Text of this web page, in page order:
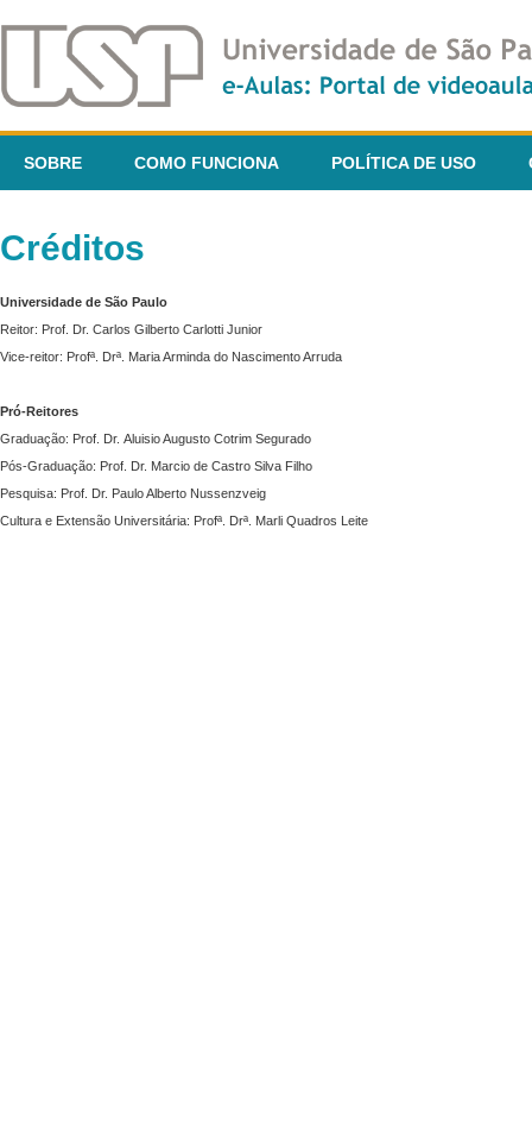
SOBRE COMO FUNCIONA POLÍTICA DE USO
Créditos
Universidade de São Paulo
Reitor: Prof. Dr. Carlos Gilberto Carlotti Junior
Vice-reitor: Profª. Drª. Maria Arminda do Nascimento Arruda
Pró-Reitores
Graduação: Prof. Dr. Aluisio Augusto Cotrim Segurado
Pós-Graduação: Prof. Dr. Marcio de Castro Silva Filho
Pesquisa: Prof. Dr. Paulo Alberto Nussenzveig
Cultura e Extensão Universitária: Profª. Drª. Marli Quadros Leite